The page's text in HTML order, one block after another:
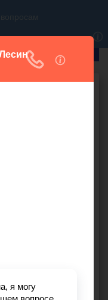
и правнучка,
первой очереди